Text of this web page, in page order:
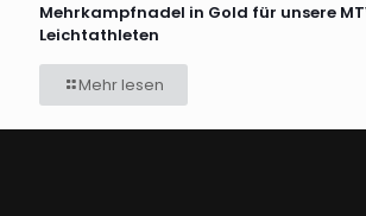
Mehrkampfnadel in Gold für unsere
Leichtathleten
Mehr lesen